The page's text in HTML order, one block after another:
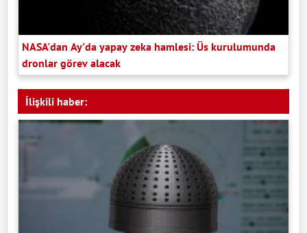
NASA'dan Ay'da yapay zeka hamlesi: Üs kurulumunda
dronlar görev alacak
İlişkili haber: